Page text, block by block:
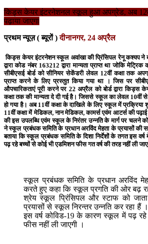
किड्स केयर इंटरनेशनल स्कूल हुआ अपग्रेड, अब
पढ़ाया जाएगा
प्रथम न्यूज़ ( ब्यूरों )दीनानगर, 24 अप्रैल
किड्स केयर इंटरनेशन स्कूल अवांखा की प्रिंसिपल रेनू कश्यप ने
द्वारा कोड नंबर 163212 द्वारा मान्यता प्राप्त था जोकि
सीबीएसई बोर्ड को सीनियर सेकेंडरी लेवल 12वीं कक्षा तक
प्राप्त करने के लिए प्रस्तुत किया गया था । जिस पर
औपचारिकताएं पूरी करने पर 22 अप्रैल को बोर्ड द्वारा
कक्षा तक की मान्यता दे दी गई है। जिससे स्कूल का लेवल 10वीं
हो गया है। अब 11वीं कक्षा के दाखिले के लिए स्कूल में
11वीं कक्षा में मेडिकल, नान मेडिकल, कामर्स एवंम आटर्स की
की इस उपलब्धि एवंम स्कूल के निरंतर उन्नति के मार्ग पर चलने
ने स्कूल प्रबंधक समिति के प्रधान अरविंद मेहता के प्रयासों की
बताया कि स्कूल प्रबंधक समिति के दिशा निर्देशों के तगत इस
पढ़ रहे बच्चों से कोई भी एडमिशन फीस गत वर्ष की तरह नहीं ली
स्कूल प्रबंधक समिति के प्रधान अरविंद
करते हुए कहा कि स्कूल प्रगति की ओर बढ़
श्रेय स्कूल प्रिंसिपल और स्टाफ को
प्रयासों से स्कूल निरन्तर उन्नति कर रहा हैं ।
इस वर्ष कोविड-19 के कारण स्कूल में पढ़ रहे
फीस नहीं ली जाएगी ।